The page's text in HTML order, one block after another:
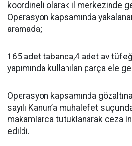
koordineli olarak il merkezinde
Operasyon kapsamında
aramada;
165 adet tabanca,4 adet av
yapımında kullanılan parça ele
Operasyon kapsamında
sayılı Kanun’a muhalefet
makamlarca tutuklanarak ceza
edildi.